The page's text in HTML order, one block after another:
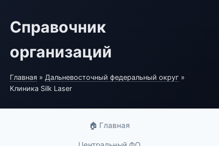
Справочник
организаций
Главная » Дальневосточный федеральный округ »
Клиника Silk Laser
🏠 Главная